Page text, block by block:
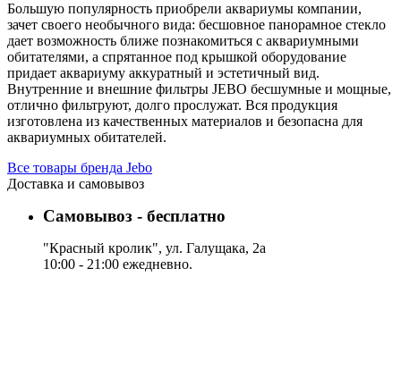
Большую популярность приобрели аквариумы компании,
зачет своего необычного вида: бесшовное панорамное стекло
дает возможность ближе познакомиться с аквариумными
обитателями, а спрятанное под крышкой оборудование
придает аквариуму аккуратный и эстетичный вид.
Внутренние и внешние фильтры JEBO бесшумные и мощные,
отлично фильтруют, долго прослужат. Вся продукция
изготовлена из качественных материалов и безопасна для
аквариумных обитателей.
Все товары бренда Jebo
Доставка и самовывоз
Самовывоз - бесплатно
"Красный кролик", ул. Галущака, 2а
10:00 - 21:00 ежедневно.